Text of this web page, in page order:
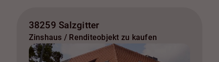
38259 Salzgitter
Zinshaus / Renditeobjekt zu kaufen